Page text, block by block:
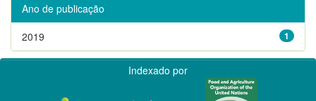
Ano de publicação
1
2019
Indexado por